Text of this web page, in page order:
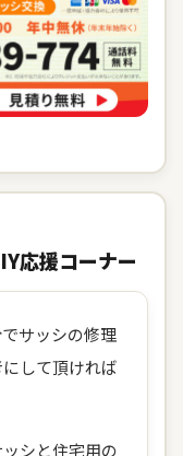
応援コーナー
サッシの修理
して頂ければ
シと住宅用の